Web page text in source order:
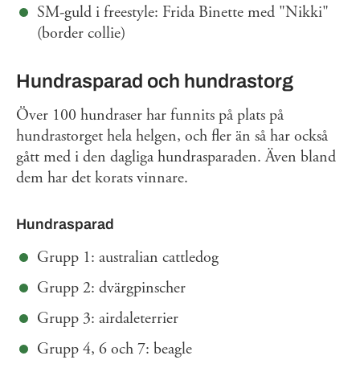
SM-guld i freestyle: Frida Binette med "Nikki"
(border collie)
Hundrasparad och hundrastorg
Över 100 hundraser har funnits på plats på
hundrastorget hela helgen, och fler än så har också
gått med i den dagliga hundrasparaden. Även bland
dem har det korats vinnare.
Hundrasparad
Grupp 1: australian cattledog
Grupp 2: dvärgpinscher
Grupp 3: airdaleterrier
Grupp 4, 6 och 7: beagle